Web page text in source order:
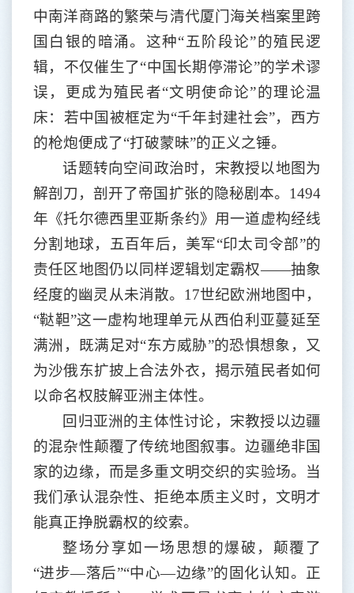
中南洋商路的繁荣与清代厦门海关档案里跨
国白银的暗涌。这种“五阶段论”的殖民逻
辑，不仅催生了“中国长期停滞论”的学术谬
误，更成为殖民者“文明使命论”的理论温
床：若中国被框定为“千年封建社会”，西方
的枪炮便成了“打破蒙昧”的正义之锤。
话题转向空间政治时，宋教授以地图为
解剖刀，剖开了帝国扩张的隐秘剧本。 1494
年《托尔德西里亚斯条约》用一道虚构经线
分割地球，五百年后，美军“印太司令部”的
责任区地图仍以同样逻辑划定霸权——抽象
经度的幽灵从未消散。17世纪欧洲地图中，
“鞑靼”这一虚构地理单元从西伯利亚蔓延至
满洲，既满足对“东方威胁”的恐惧想象，又
为沙俄东扩披上合法外衣，揭示殖民者如何
以命名权肢解亚洲主体性。
回归亚洲的主体性讨论，宋教授以边疆
的混杂性颠覆了传统地图叙事。边疆绝非国
家的边缘，而是多重文明交织的实验场。当
我们承认混杂性、拒绝本质主义时，文明才
能真正挣脱霸权的绞索。
整场分享如一场思想的爆破，颠覆了
“进步—落后”“中心—边缘”的固化认知。正